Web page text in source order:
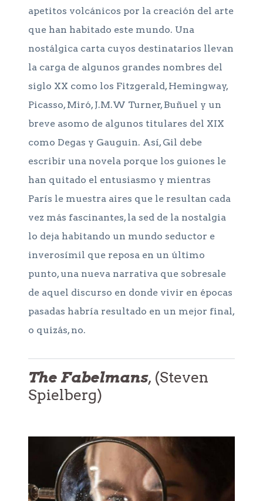
apetitos volcánicos por la creación del arte
que han habitado este mundo. Una
nostálgica carta cuyos destinatarios llevan
la carga de algunos grandes nombres del
siglo XX como los Fitzgerald, Hemingway,
Picasso, Miró, J.M.W Turner, Buñuel y un
breve asomo de algunos titulares del XIX
como Degas y Gauguin. Así, Gil debe
escribir una novela porque los guiones le
han quitado el entusiasmo y mientras
París le muestra aires que le resultan cada
vez más fascinantes, la sed de la nostalgia
lo deja habitando un mundo seductor e
inverosímil que reposa en un último
punto, una nueva narrativa que sobresale
de aquel discurso en donde vivir en épocas
pasadas habría resultado en un mejor final,
o quizás, no.
The Fabelmans, (Steven
Spielberg)